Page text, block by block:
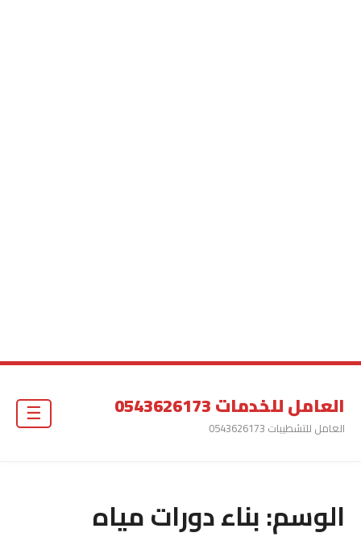
العامل للخدمات 0543626173
العامل للتشطيبات 0543626173
الوسم:بناء دورات مياه